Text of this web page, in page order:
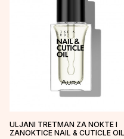
ULJANI TRETMAN ZA NOKTE I
ZANOKTICE NAIL & CUTICLE OIL